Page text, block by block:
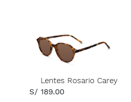
Lentes Rosario Carey
S/ 189.00